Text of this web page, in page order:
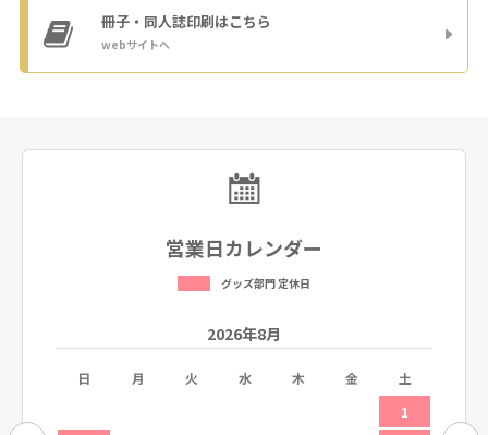
冊子・同人誌印刷はこちら
webサイトへ
営業日カレンダー
グッズ部門 定休日
2026年8月
日 月 火 水 木 金
土
1